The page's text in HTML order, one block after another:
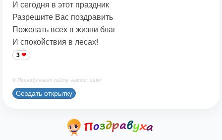
И сегодня в этот праздник
Разрешите Вас поздравить
Пожелать всех в жизни благ
И спокойствия в лесах!
3
© Принадлежит сайту. Автор: ualer
Создать открытку